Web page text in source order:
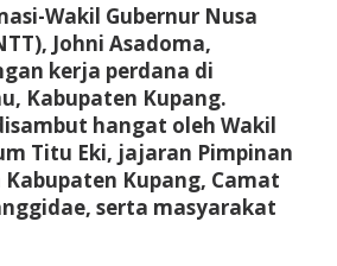
Wakil Gubernur Nusa
Johni Asadoma,
kerja perdana di
Kabupaten Kupang.
hangat oleh Wakil
Titu Eki, jajaran Pimpinan
Kupang, Camat
serta masyarakat